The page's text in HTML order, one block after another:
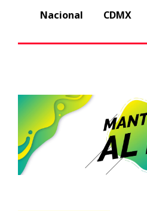
Nacional CDMX
Previous